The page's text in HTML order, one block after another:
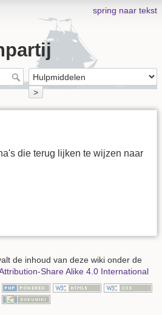
spring naar tekst
>
die terug lijken te wijzen naar
de inhoud van deze wiki onder de
Share Alike 4.0 International